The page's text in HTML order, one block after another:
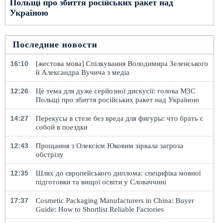
Польщі про збиття російських ракет над
Україною
Последние новости
16:10
[жестова мова] Спілкування Володимира Зеленського
й Александра Вучича з медіа
12:26
Це тема для дуже серйозної дискусії: голова МЗС
Польщі про збиття російських ракет над Україною
14:27
Перекусы в стезе без вреда для фигуры: что брать с
собой в поездки
12:43
Прощання з Олексієм Юковим зірвала загроза
обстрілу
12:35
Шлях до європейського диплома: специфіка мовної
підготовки та вищої освіти у Словаччині
17:37
Cosmetic Packaging Manufacturers in China: Buyer
Guide: How to Shortlist Reliable Factories